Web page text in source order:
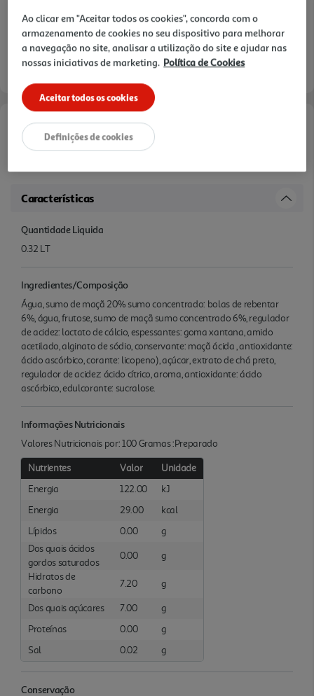
Informações de Marketing
Características
Quantidade Liquida
0.32 LT
Ingredientes/Composição
Água, sumo de maçã 20% sumo concentrado: bolas de rebentar
6%, água, frutose, sumo de maçã sumo concentrado 6%, regulador
de acidez: lactato de cálcio, espessantes: goma xantana, amido
acetilado, alginato de sódio, conservante: maçã ácida , antioxidante:
ácido ascórbico, corante: licopeno), açúcar, extrato de chá preto,
regulador de acidez: ácido cítrico, aroma, antioxidante: ácido
ascórbico, edulcorante: sucralose.
Informações Nutricionais
Valores Nutricionais por: 100 Gramas :Preparado
Nutrientes Valor
Unidade
Energia
122.00
kJ
Energia
29.00
kcal
Lípidos
0.00
g
Dos quais ácidos
gordos saturados
0.00
g
Hidratos de
carbono
7.20 g
Dos quais açúcares 7.00
g
Proteínas
0.00
g
Sal
0.02 g
Conservação
Ao clicar em "Aceitar todos os cookies", concorda com o
armazenamento de cookies no seu dispositivo para melhorar
a navegação no site, analisar a utilização do site e ajudar nas
nossas iniciativas de marketing. Política de Cookies
Aceitar todos os cookies
Definições de cookies